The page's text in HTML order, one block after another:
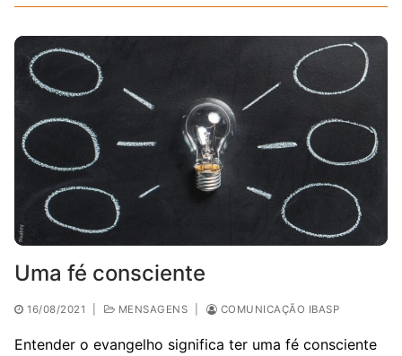
Uma fé consciente
16/08/2021 MENSAGENS COMUNICAÇÃO IBASP
Entender o evangelho significa ter uma fé consciente